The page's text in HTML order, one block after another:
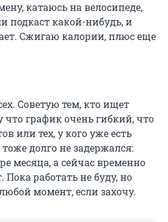
катаюсь на велосипеде,
подкаст какой-нибудь, и
Сжигаю калории, плюс еще
Советую тем, кто ищет
что график очень гибкий, что
или тех, у кого уже есть
долго не задержался:
месяца, а сейчас временно
Пока работать не буду, но
момент, если захочу.